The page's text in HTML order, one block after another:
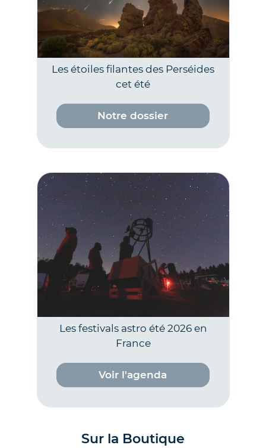
Les étoiles filantes des Perséides
cet été
Notre dossier
Les festivals astro été 2026 en
France
Voir l'agenda
Sur la Boutique